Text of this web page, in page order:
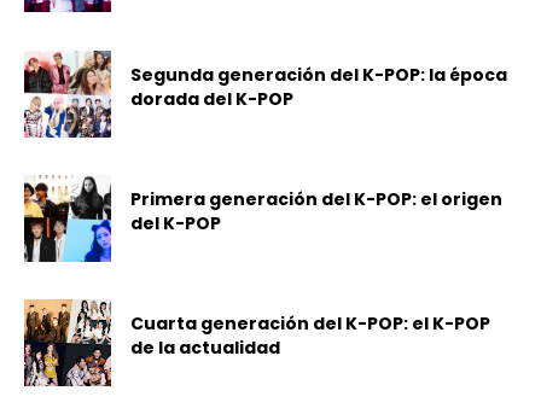
Segunda generación del K-POP: la época
dorada del K-POP
Primera generación del K-POP: el origen
del K-POP
Cuarta generación del K-POP: el K-POP
de la actualidad